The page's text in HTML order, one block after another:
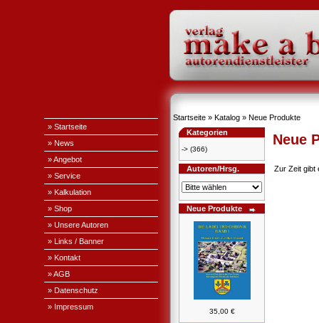
» Startseite
» News
» Angebot
» Service
» Kalkulation
» Shop
» Unsere Autoren
» Links / Banner
» Kontakt
» AGB
» Datenschutz
» Impressum
Startseite » Katalog » Neue Produkte
Kategorien
-> (366)
Autoren/Hrsg.
Neue Produkte
35,00 €
Neue
Zur Zeit gibt